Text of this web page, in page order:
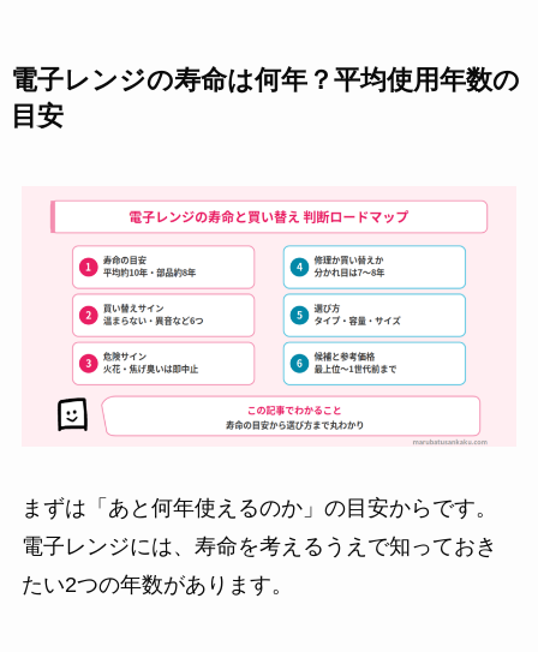
電子レンジの寿命は何年？平均使用年数の
目安
まずは「あと何年使えるのか」の目安からです。
電子レンジには、寿命を考えるうえで知っておき
たい2つの年数があります。